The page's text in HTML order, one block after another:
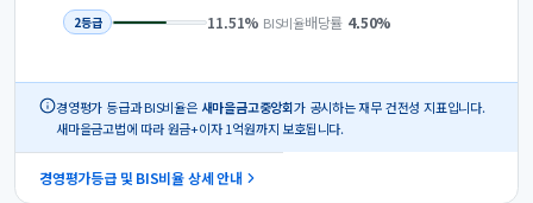
2등급 11.51% BIS비율배당률 4.50%
경영평가 등급과 BIS비율은 새마을금고중앙회가 공시하는 재무 건전성 지표입니다.
새마을금고법에 따라 원금+이자 1억원까지 보호됩니다.
경영평가등급 및 BIS비율 상세 안내